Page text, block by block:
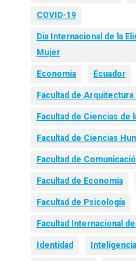
COVID-19
Día Internacional de la
Mujer
Economía Ecuador
Facultad de
Facultad de Ciencias de
Facultad de Ciencias
Facultad de
Facultad de Economía
Facultad de Psicología
Facultad Internacional
Identidad